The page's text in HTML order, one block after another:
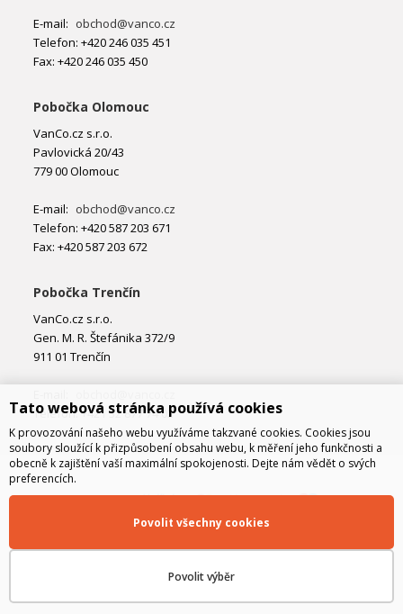
E-mail: obchod@vanco.cz
Telefon: +420 246 035 451
Fax: +420 246 035 450
Pobočka Olomouc
VanCo.cz s.r.o.
Pavlovická 20/43
779 00 Olomouc
E-mail: obchod@vanco.cz
Telefon: +420 587 203 671
Fax: +420 587 203 672
Pobočka Trenčín
VanCo.cz s.r.o.
Gen. M. R. Štefánika 372/9
911 01 Trenčín
Telefon: +421 32 877 74 02
Tato webová stránka používá cookies
K provozování našeho webu využíváme takzvané cookies. Cookies jsou
soubory sloužící k přizpůsobení obsahu webu, k měření jeho funkčnosti a
obecně k zajištění vaší maximální spokojenosti. Dejte nám vědět o svých
preferencích.
Povolit výběr
Povolit všechny cookies